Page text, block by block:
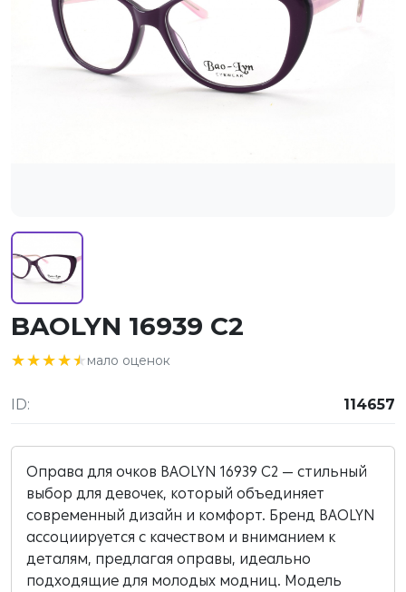
BAOLYN 16939 C2
★★★★★
★★★★★мало оценок
ID: 114657
Оправа для очков BAOLYN 16939 C2 — стильный
выбор для девочек, который объединяет
современный дизайн и комфорт. Бренд BAOLYN
ассоциируется с качеством и вниманием к
деталям, предлагая оправы, идеально
подходящие для молодых модниц. Модель